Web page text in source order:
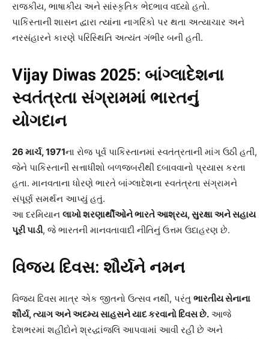
રાજકીય, ભાષાકીય અને સાંસ્કૃતિક ભેદભાવ વધ્યો હતો.
પાકિસ્તાની શાસન દ્વારા ત્યાંના નાગરિકો પર થતા અત્યાચાર અને
નરસંહારને કારણે પરિસ્થિતિ અત્યંત ગંભીર બની હતી.
Vijay Diwas 2025: બાંગ્લાદેશના
સ્વતંત્રતા સંગ્રામમાં ભારતનું
યોગદાન
26 માર્ચ, 1971ના રોજ પૂર્વ પાકિસ્તાનમાં સ્વતંત્રતાની માંગ ઉઠી હતી,
જેને પાકિસ્તાની સત્તાધીશો બળજબરીથી દબાવવાનો પ્રયાસ કરતા
હતા. માનવતાના ધોરણે ભારતે બાંગ્લાદેશના સ્વતંત્રતા સંગ્રામને
સંપૂર્ણ સમર્થન આપ્યું હતું.
આ દરમિયાન લાખો શરણાર્થીઓને ભારતે આશ્રય,સુરક્ષા અને સહાય
પૂરી પાડી, જે ભારતની માનવતાવાદી નીતિનું ઉત્તમ ઉદાહરણ છે.
વિજય દિવસ: શૌર્યને નમન
વિજય દિવસ માત્ર એક જીતનો ઉત્સવ નથી, પરંતુ ભારતીય સેનાના
શૌર્ય,ત્યાગ અને અદમ્ય સાહસને યાદ કરવાનો દિવસ છે. આજે
દેશભરમાં શહીદોને શ્રદ્ધાંજલિ આપવામાં આવી રહી છે અને